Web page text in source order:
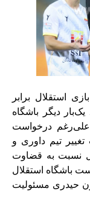
استقلال برابر
یک‌بار دیگر باشگاه
علی‌رغم درخواست
تغییر تیم داوری و
نسبت به قضاوت
باشگاه استقلال
حیدری مسئولیت